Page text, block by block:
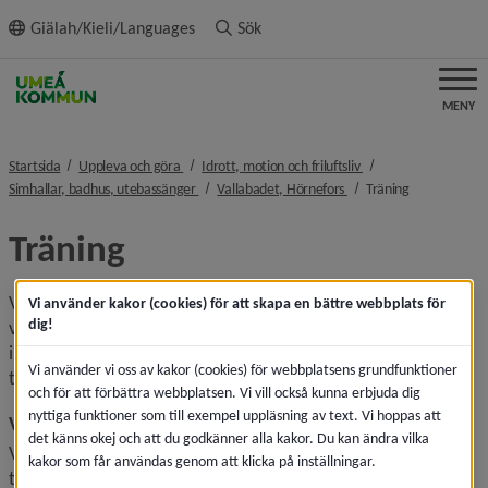
innehållet
Giälah/Kieli/Languages Sök
MENY
Startsida Uppleva och göra nivå i brödsmulenavigeringen
Idrott, motion och friluftsliv nivå i
Simhallar, badhus, utebassänger nivå i brödsmulenavigeringen
Vallabadet, Hörnefors nivå i
Träningnivå i
Träning
Vi ger möjlighet till en varierad träning med vatten och
värme i fokus! Simma under motionssimmet eller bli
inspirerad av våra välutbildade instruktörer under en
träningsklass.
Vattenträning
Vår vattenträning är en träningsform som passar alla. Du
tränar efter egen förmåga oavsett om du är ute efter
Vi använder kakor (cookies) för att skapa en bättre webbplats för
dig!
Vi använder vi oss av kakor (cookies) för webbplatsens grundfunktioner
och för att förbättra webbplatsen. Vi vill också kunna erbjuda dig
nyttiga funktioner som till exempel uppläsning av text. Vi hoppas att
det känns okej och att du godkänner alla kakor. Du kan ändra vilka
kakor som får användas genom att klicka på inställningar.